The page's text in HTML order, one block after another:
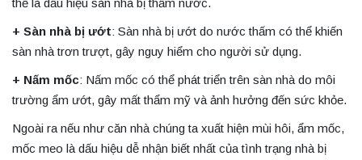
thể là dấu hiệu sàn nhà bị thấm nước.
+ Sàn nhà bị ướt: Sàn nhà bị ướt do nước thấm có thể khiến
sàn nhà trơn trượt, gây nguy hiểm cho người sử dụng.
+ Nấm mốc: Nấm mốc có thể phát triển trên sàn nhà do môi
trường ẩm ướt, gây mất thẩm mỹ và ảnh hưởng đến sức khỏe.
Ngoài ra nếu như căn nhà chúng ta xuất hiện mùi hôi, ẩm mốc,
mốc meo là dấu hiệu dễ nhận biết nhất của tình trạng nhà bị